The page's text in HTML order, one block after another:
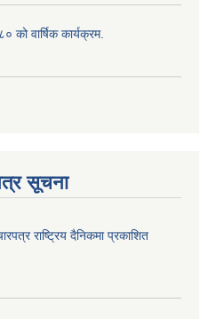
को वार्षिक कार्यक्रम.
सूचना
राष्ट्रिय दैनिकमा प्रकाशित